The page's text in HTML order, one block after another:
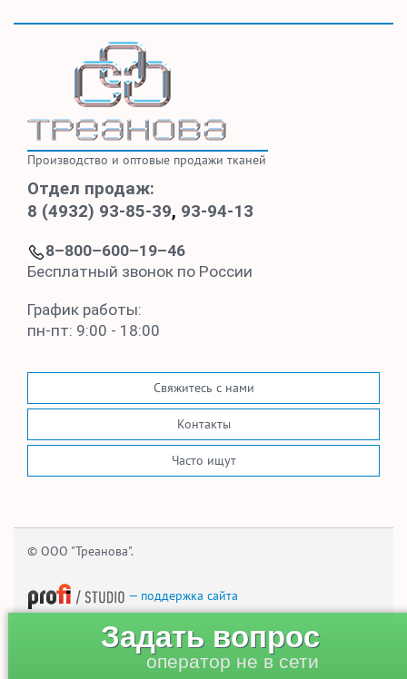
Производство и оптовые продажи тканей
Отдел продаж:
8 (4932) 93-85-39, 93-94-13
8–800–600–19–46
Бесплатный звонок по России
График работы:
пн-пт: 9:00 - 18:00
Свяжитесь с нами
Контакты
Часто ищут
© ООО "Треанова".
— поддержка сайта
Задать вопрос
оператор не в сети